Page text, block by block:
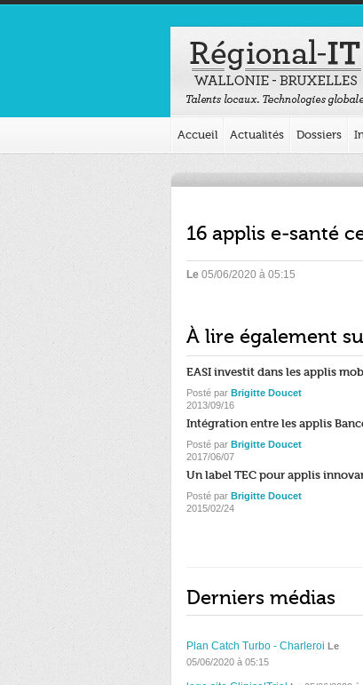
Accueil Actualités Dossiers
16 applis e-santé
Le 05/06/2020 à 05:15
À lire également
EASI investit dans les applis
Posté par Brigitte Doucet
2013/09/16
Intégration entre les applis
Posté par Brigitte Doucet
2017/06/07
Un label TEC pour applis
Posté par Brigitte Doucet
2015/02/24
Derniers médias
Plan Catch Turbo - Charleroi Le
05/06/2020 à 05:15